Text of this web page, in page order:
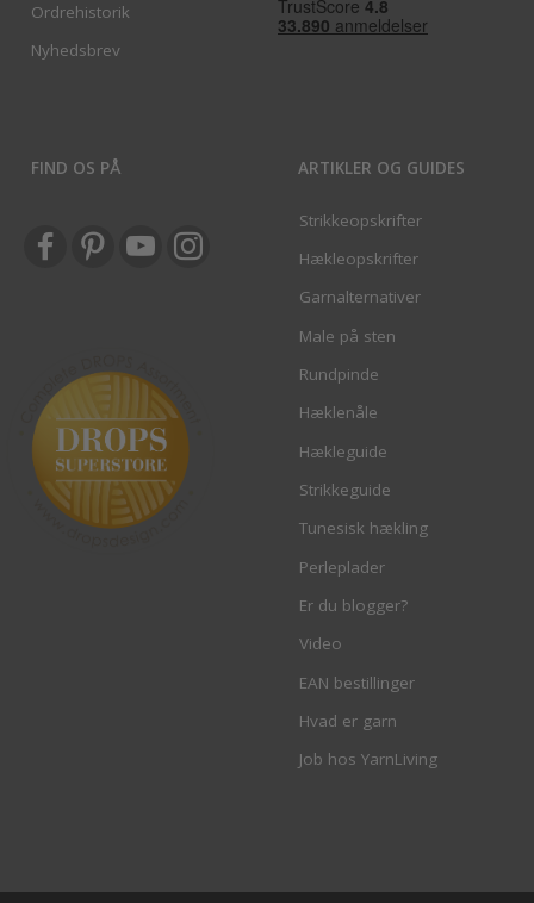
Ordrehistorik
Nyhedsbrev
FIND OS PÅ ARTIKLER OG GUIDES
Strikkeopskrifter
Hækleopskrifter
Garnalternativer
Male på sten
Rundpinde
Hæklenåle
Hækleguide
Strikkeguide
Tunesisk hækling
Perleplader
Er du blogger?
Video
EAN bestillinger
Hvad er garn
Job hos YarnLiving